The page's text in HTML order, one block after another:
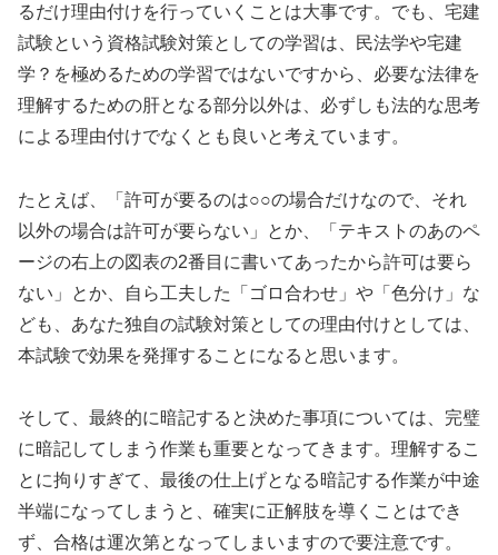
るだけ理由付けを行っていくことは大事です。でも、宅建
試験という資格試験対策としての学習は、民法学や宅建
学？を極めるための学習ではないですから、必要な法律を
理解するための肝となる部分以外は、必ずしも法的な思考
による理由付けでなくとも良いと考えています。
たとえば、「許可が要るのは○○の場合だけなので、それ
以外の場合は許可が要らない」とか、「テキストのあのペ
ージの右上の図表の2番目に書いてあったから許可は要ら
ない」とか、自ら工夫した「ゴロ合わせ」や「色分け」な
ども、あなた独自の試験対策としての理由付けとしては、
本試験で効果を発揮することになると思います。
そして、最終的に暗記すると決めた事項については、完璧
に暗記してしまう作業も重要となってきます。理解するこ
とに拘りすぎて、最後の仕上げとなる暗記する作業が中途
半端になってしまうと、確実に正解肢を導くことはでき
ず、合格は運次第となってしまいますので要注意です。